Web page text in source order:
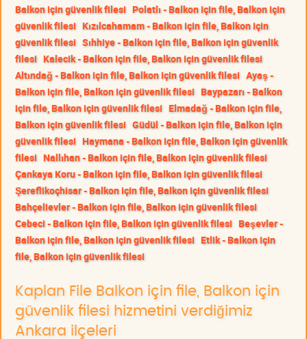
Balkon için güvenlik filesi Polatlı - Balkon için file, Balkon için
güvenlik filesi Kızılcahamam - Balkon için file, Balkon için
güvenlik filesi Sıhhiye - Balkon için file, Balkon için güvenlik
filesi Kalecik - Balkon için file, Balkon için güvenlik filesi
Altındağ - Balkon için file, Balkon için güvenlik filesi Ayaş -
Balkon için file, Balkon için güvenlik filesi Baypazarı - Balkon
için file, Balkon için güvenlik filesi Elmadağ - Balkon için file,
Balkon için güvenlik filesi Güdül - Balkon için file, Balkon için
güvenlik filesi Haymana - Balkon için file, Balkon için güvenlik
filesi Nallıhan - Balkon için file, Balkon için güvenlik filesi
Çankaya Koru - Balkon için file, Balkon için güvenlik filesi
Şereflikoçhisar - Balkon için file, Balkon için güvenlik filesi
Bahçelievler - Balkon için file, Balkon için güvenlik filesi
Cebeci - Balkon için file, Balkon için güvenlik filesi Beşevler -
Balkon için file, Balkon için güvenlik filesi Etlik - Balkon için
file, Balkon için güvenlik filesi
Kaplan File Balkon için file, Balkon için
güvenlik filesi hizmetini verdiğimiz
Ankara ilçeleri